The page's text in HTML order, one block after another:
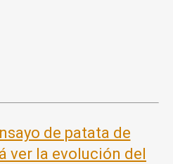
de patata de
ver la evolución del